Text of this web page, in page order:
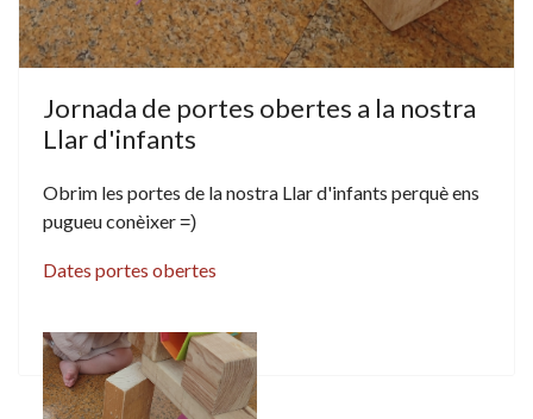
Jornada de portes obertes a la nostra
Llar d'infants
Obrim les portes de la nostra Llar d'infants perquè ens
pugueu conèixer=)
Dates portes obertes